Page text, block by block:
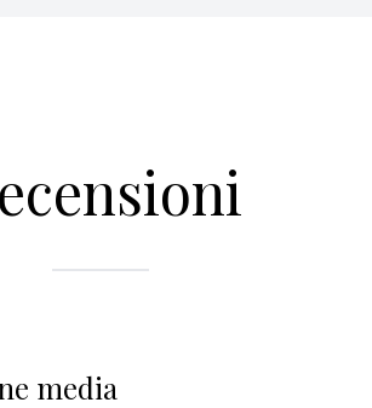
media